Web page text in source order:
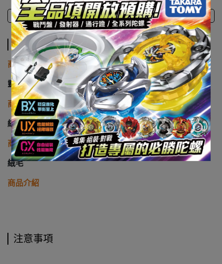
商品介紹 注意事項
商品介紹
商品廠牌
靈動創想
商品名稱
絨毛 靈動創想 三麗鷗 魔法許願玩偶 酷洛米 大耳狗
商品類型
絨毛
商品介紹
注意事項